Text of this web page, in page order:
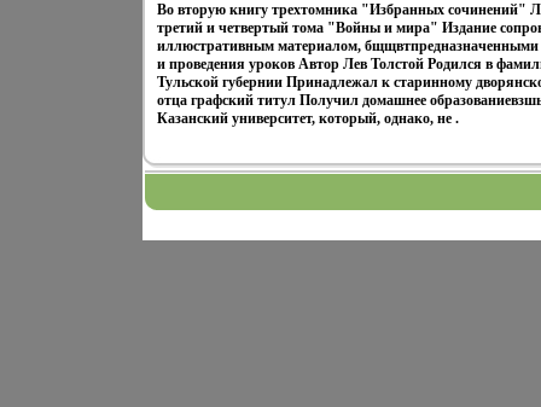
Во вторую книгу трехтомника "Избранных сочинений"
третий и четвертый тома "Войны и мира" Издание
иллюстративным материалом,
и проведения уроков Автор Лев Толстой Родился в
Тульской губернии Принадлежал к старинному
отца графский титул Получил домашнее
Казанский университет, который, однако, не .